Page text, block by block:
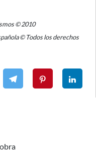
© 2010
© Todos los derechos